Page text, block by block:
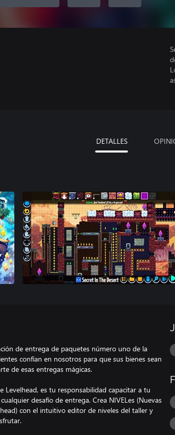
DETALLES
de entrega de paquetes número uno de la
confían en nosotros para que sus bienes sean
de esas entregas mágicas.
es tu responsabilidad capacitar a tu
desafío de entrega. Crea NIVELes (Nuevas
con el intuitivo editor de niveles del taller y